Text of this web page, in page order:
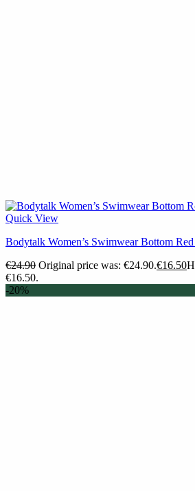
Quick View
Βodytalk Women’s Swimwear Bottom
€24.90 Original price was: €24.90.€16.50Η
€16.50.
-20%